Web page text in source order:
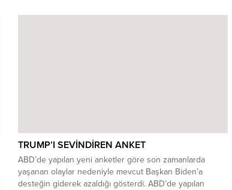
TRUMP’I SEVİNDİREN ANKET
ABD’de yapılan yeni anketler göre son zamanlarda
yaşanan olaylar nedeniyle mevcut Başkan Biden’a
desteğin giderek azaldığı gösterdi. ABD’de yapılan